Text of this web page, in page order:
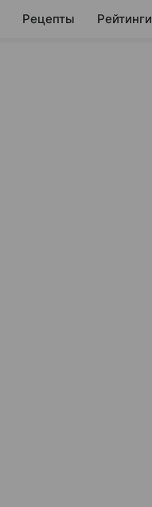
Рецепты Рейтинги